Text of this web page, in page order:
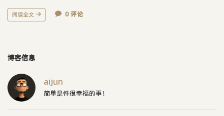
阅读全文 0 评论
博客信息
aijun
简单是件很幸福的事！